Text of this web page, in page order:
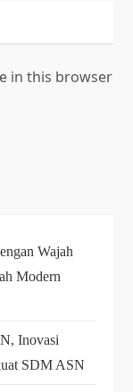
in this browser
Wajah
Modern
Inovasi
SDM ASN